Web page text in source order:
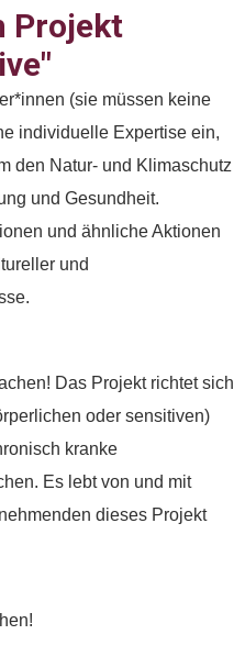
Projekt
(sie müssen keine
individuelle Expertise ein,
den Natur- und Klimaschutz
und Gesundheit.
und ähnliche Aktionen
und
Das Projekt richtet sich
oder sensitiven)
kranke
Es lebt von und mit
dieses Projekt
Spenden
lassen
Sie bitte
AWO-
0000
35
Ihnen auf